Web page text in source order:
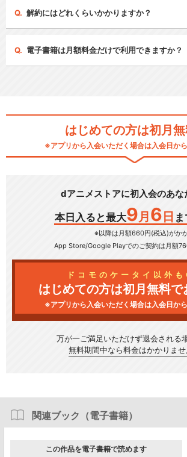
解約にはどれくらいかかりますか？
電子書籍は月額料金だけで利用できますか？
はじめての方は初月
※アプリから入会いただく場合は入会日か
dアニメストアに初入会のあ
本日入ると最大9 月 6 日
※以降は月額660円(税込)がかか
App Store/Google Playでのご契約は月額
ドコモのケータイ以外も
はじめての方は初月無料で
※アプリから入会いただく場合は入会日か
万が一ご満足いただけず退会される
無料期間中なら料金はかかりませ
関連ブック（電子書籍）
この作品を電子書籍で読めます